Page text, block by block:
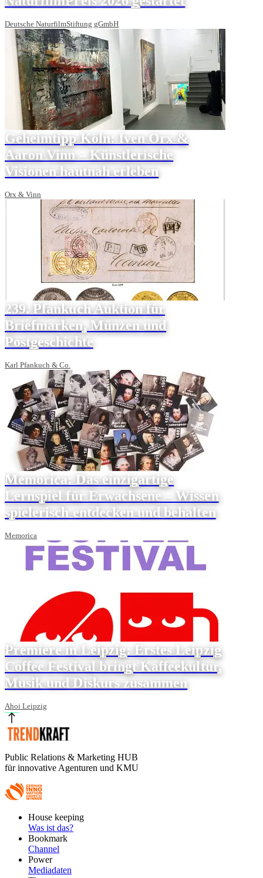
Deutsche NaturfilmStiftung gGmbH
Geheimtipp Köln: Iven Orx &
Aaron Vinn – Künstlerische
Visionen hautnah erleben
Orx & Vinn
239. Pfankuch Auktion für
Briefmarken, Münzen und
Postgeschichte
Karl Pfankuch & Co.
Memorica: Das einzigartige
Lernspiel für Erwachsene – Wissen
spielerisch entdecken und behalten
Memorica
Premiere in Leipzig: Erstes Leipzig
Coffee Festival bringt Kaffeekultur,
Musik und Diskurs zusammen
Ahoi Leipzig
Public Relations & Marketing HUB
für innovative Agenturen und KMU
FooterHouse keeping
Was ist das?
Bookmark
Channel
Power
Mediadaten